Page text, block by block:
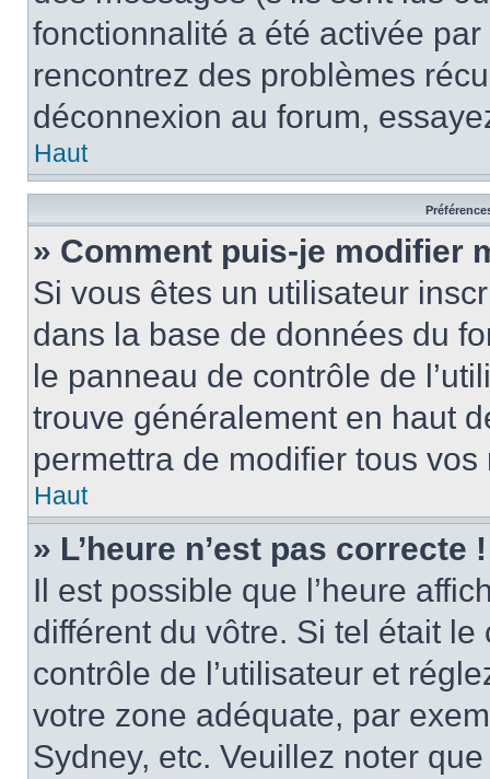
fonctionnalité a été activée
rencontrez des problèmes
déconnexion au forum,
Haut
» Comment puis-je modifier
Si vous êtes un utilisateur
dans la base de données du
le panneau de contrôle de
trouve généralement en haut
permettra de modifier tous
Haut
» L’heure n’est pas correcte !
Il est possible que l’heure
différent du vôtre. Si tel était
contrôle de l’utilisateur et
votre zone adéquate, par
Sydney, etc. Veuillez noter